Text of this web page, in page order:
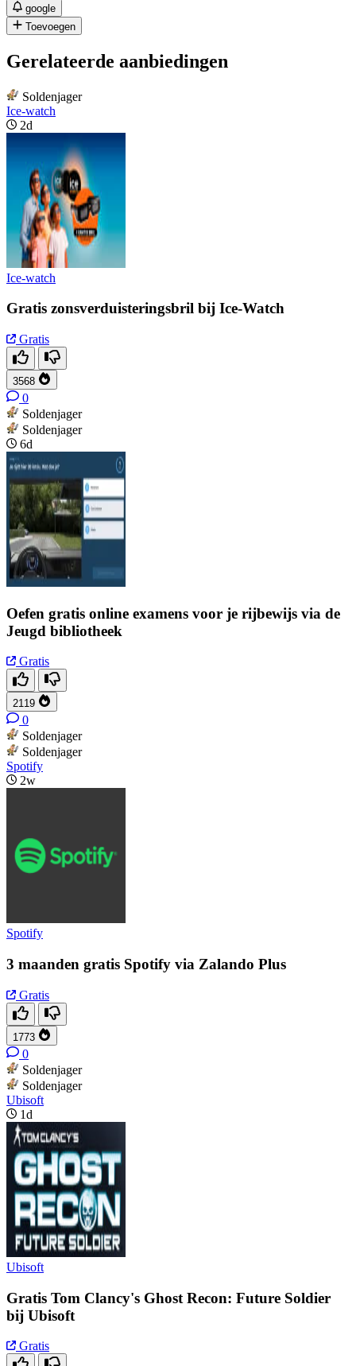
google
Toevoegen
Gerelateerde aanbiedingen
Soldenjager
Ice-watch
2d
Ice-watch
Gratis zonsverduisteringsbril bij Ice-Watch
Gratis
3568
0
Soldenjager
Soldenjager
6d
Oefen gratis online examens voor je rijbewijs via de
Jeugd bibliotheek
Gratis
2119
0
Soldenjager
Soldenjager
Spotify
2w
Spotify
3 maanden gratis Spotify via Zalando Plus
Gratis
1773
0
Soldenjager
Soldenjager
Ubisoft
1d
Ubisoft
Gratis Tom Clancy's Ghost Recon: Future Soldier
bij Ubisoft
Gratis